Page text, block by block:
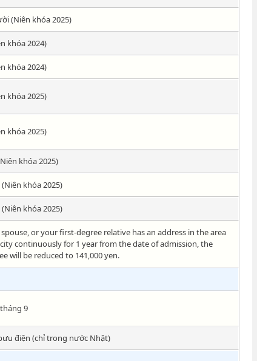
(Niên khóa 2025)
khóa 2024)
khóa 2024)
khóa 2025)
khóa 2025)
khóa 2025)
(Niên khóa 2025)
(Niên khóa 2025)
or your first-degree relative has an address in the area
continuously for 1 year from the date of admission, the
will be reduced to 141,000 yen.
9
điện (chỉ trong nước Nhật)